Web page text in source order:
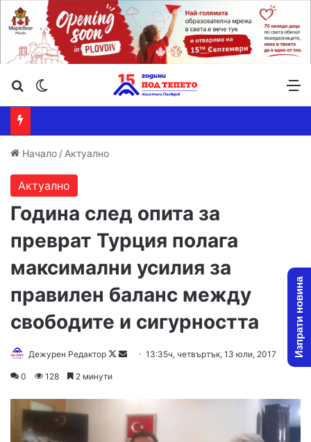
Търсене ...
Начало / Актуално
Актуално
Година след опита за
преврат Турция полага
максимални усилия за
правилен баланс между
свободите и сигурността
Дежурен Редактор
F
w
a
n
13:35ч, четвъртък, 13 юли, 2017
0 128 2 минути
Изпрати новина